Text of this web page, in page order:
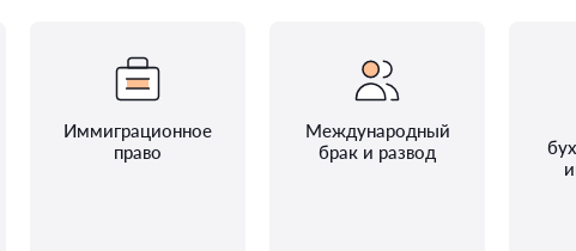
Иммиграционное
право
Международный
брак и развод